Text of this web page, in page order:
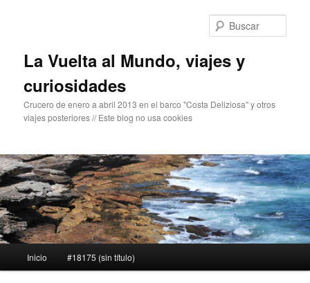
La Vuelta al Mundo, viajes y
curiosidades
Crucero de enero a abril 2013 en el barco "Costa Deliziosa" y otros
viajes posteriores // Este blog no usa cookies
principal
Inicio #18175 (sin título)